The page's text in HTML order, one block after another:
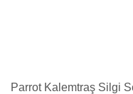
Parrot Kalemtraş Silgi